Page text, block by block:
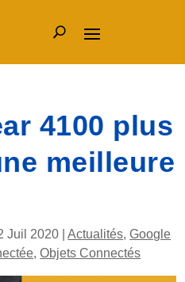
4100 plus
meilleure
Juil 2020 |Actualités,Google
,Objets Connectés